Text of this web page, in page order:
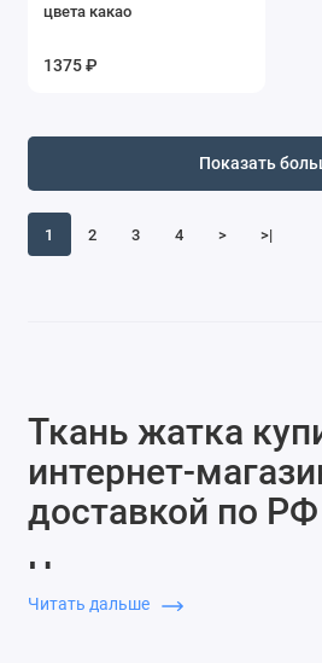
цвета какао
1375 ₽
1 2 3 4 > >|
Показать
Ткань жатка
интернет-
доставкой по РФ
Что такое ткань
чём её
Читать дальше